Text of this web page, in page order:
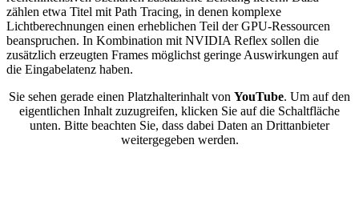
zählen etwa Titel mit Path Tracing, in denen komplexe
Lichtberechnungen einen erheblichen Teil der GPU-Ressourcen
beanspruchen. In Kombination mit NVIDIA Reflex sollen die
zusätzlich erzeugten Frames möglichst geringe Auswirkungen auf
die Eingabelatenz haben.
Sie sehen gerade einen Platzhalterinhalt von YouTube. Um auf den
eigentlichen Inhalt zuzugreifen, klicken Sie auf die Schaltfläche
unten. Bitte beachten Sie, dass dabei Daten an Drittanbieter
weitergegeben werden.